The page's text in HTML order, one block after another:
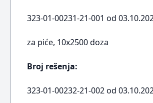
323-01-00231-21-001 od
za piće, 10x2500 doza
Broj rešenja:
323-01-00232-21-002 od